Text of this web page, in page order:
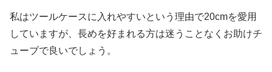
私はツールケースに入れやすいという理由で20cmを愛用
していますが、長めを好まれる方は迷うことなくお助けチ
ューブで良いでしょう。